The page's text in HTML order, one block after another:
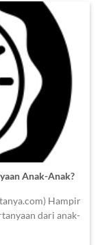
Anak-Anak?
Hampir
dari anak-